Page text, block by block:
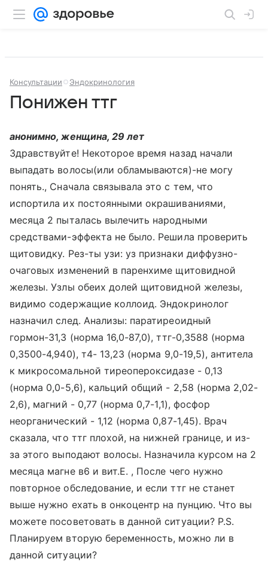
Консультации Эндокринология
Понижен ттг
анонимно, женщина, 29 лет
Здравствуйте! Некоторое время назад начали
выпадать волосы(или обламываются)-не могу
понять., Сначала связывала это с тем, что
испортила их постоянными окрашиваниями,
месяца 2 пыталась вылечить народными
средствами-эффекта не было. Решила проверить
щитовидку. Рез-ты узи: уз признаки диффузно-
очаговых изменений в паренхиме щитовидной
железы. Узлы обеих долей щитовидной железы,
видимо содержащие коллоид. Эндокринолог
назначил след. Анализы: паратиреоидный
гормон-31,3 (норма 16,0-87,0), ттг-0,3588 (норма
0,3500-4,940), т4- 13,23 (норма 9,0-19,5), антитела
к микросомальной тиреопероксидазе - 0,13
(норма 0,0-5,6), кальций общий - 2,58 (норма 2,02-
2,6), магний - 0,77 (норма 0,7-1,1), фосфор
неорганический - 1,12 (норма 0,87-1,45). Врач
сказала, что ттг плохой, на нижней границе, и из-
за этого выподают волосы. Назначила курсом на 2
месяца магне в6 и вит.Е. , После чего нужно
повторное обследование, и если ттг не станет
выше нужно ехать в онкоцентр на пунцию. Что вы
можете посоветовать в данной ситуации? P.S.
Планируем вторую беременность, можно ли в
данной ситуации?